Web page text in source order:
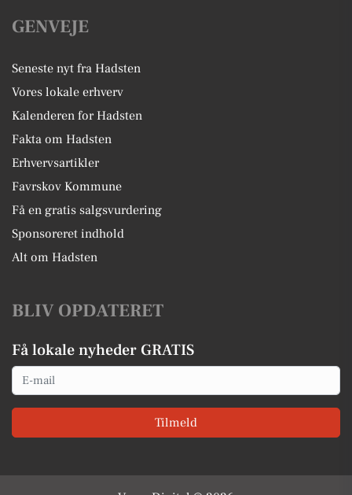
GENVEJE
Seneste nyt fra Hadsten
Vores lokale erhverv
Kalenderen for Hadsten
Fakta om Hadsten
Erhvervsartikler
Favrskov Kommune
Få en gratis salgsvurdering
Sponsoreret indhold
Alt om Hadsten
BLIV OPDATERET
Få lokale nyheder GRATIS
Email
Tilmeld